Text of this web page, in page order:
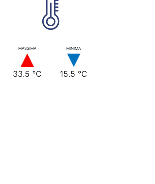
MASSIMA
33.5 °C
MINIMA
15.5 °C